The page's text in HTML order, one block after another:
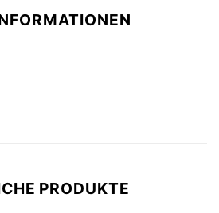
PRODUKTE